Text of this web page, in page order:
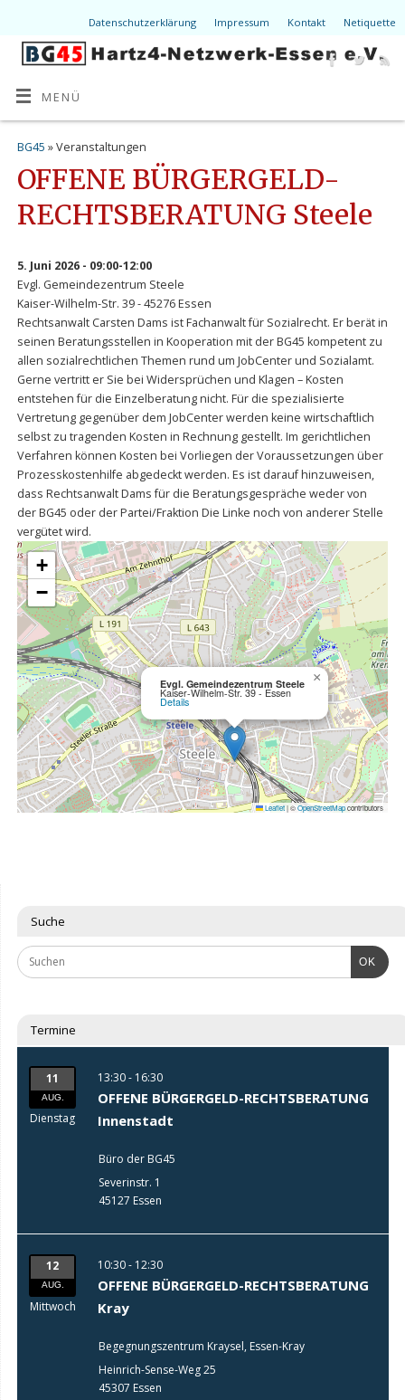
Datenschutzerklärung Impressum Kontakt Netiquette
MENÜ
BG45 » Veranstaltungen
OFFENE BÜRGERGELD-
RECHTSBERATUNG Steele
5. Juni 2026 - 09:00-12:00
Evgl. Gemeindezentrum Steele
Kaiser-Wilhelm-Str. 39 - 45276 Essen
Rechtsanwalt Carsten Dams ist Fachanwalt für Sozialrecht. Er berät in
seinen Beratungsstellen in Kooperation mit der BG45 kompetent zu
allen sozialrechtlichen Themen rund um JobCenter und Sozialamt.
Gerne vertritt er Sie bei Widersprüchen und Klagen – Kosten
entstehen für die Einzelberatung nicht. Für die spezialisierte
Vertretung gegenüber dem JobCenter werden keine wirtschaftlich
selbst zu tragenden Kosten in Rechnung gestellt. Im gerichtlichen
Verfahren können Kosten bei Vorliegen der Voraussetzungen über
Prozesskostenhilfe abgedeckt werden. Es ist darauf hinzuweisen,
dass Rechtsanwalt Dams für die Beratungsgespräche weder von
der BG45 oder der Partei/Fraktion Die Linke noch von anderer Stelle
vergütet wird.
Evgl. Gemeindezentrum Steele
Kaiser-Wilhelm-Str. 39 - Essen
Details
×
+
−
Leaflet|©OpenStreetMapcontributors
Suche
OK
Termine
11
AUG.
Dienstag
13:30 - 16:30
OFFENE BÜRGERGELD-RECHTSBERATUNG
Innenstadt
Büro der BG45
Severinstr. 1
45127 Essen
12
AUG.
Mittwoch
10:30 - 12:30
OFFENE BÜRGERGELD-RECHTSBERATUNG
Kray
Begegnungszentrum Kraysel, Essen-Kray
Heinrich-Sense-Weg 25
45307 Essen